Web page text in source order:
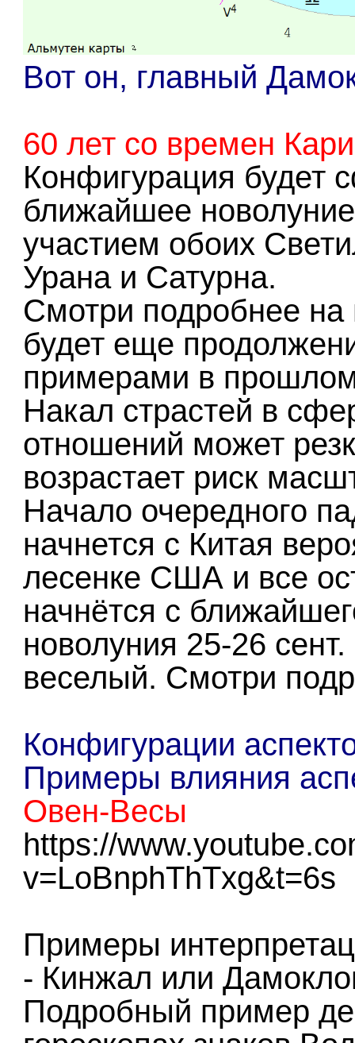
Вот он, главный
60 лет со времен
Конфигурация будет
ближайшее
участием обоих
Урана и Сатурна.
Смотри подробнее
будет еще
примерами в
Накал страстей в
отношений может
возрастает риск
Начало очередного
начнется с Китая
лесенке США и все
начнётся с
новолуния 25-26
веселый. Смотри
Конфигурации
Примеры влияния
Овен-Весы
https://
v=LoBnphThTxg&t=6s
Примеры
- Кинжал или
Подробный пример